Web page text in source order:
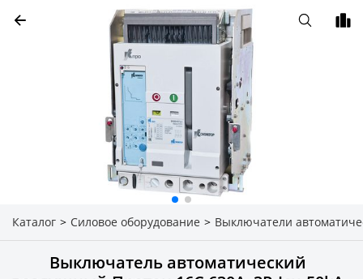
Каталог > Силовое оборудование > Выключатели
Выключатель автоматический